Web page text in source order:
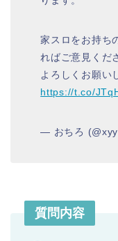
家スロをお持ち
ればご意見くだ
よろしくお願い
https://t.co/
— おちろ
質問内容